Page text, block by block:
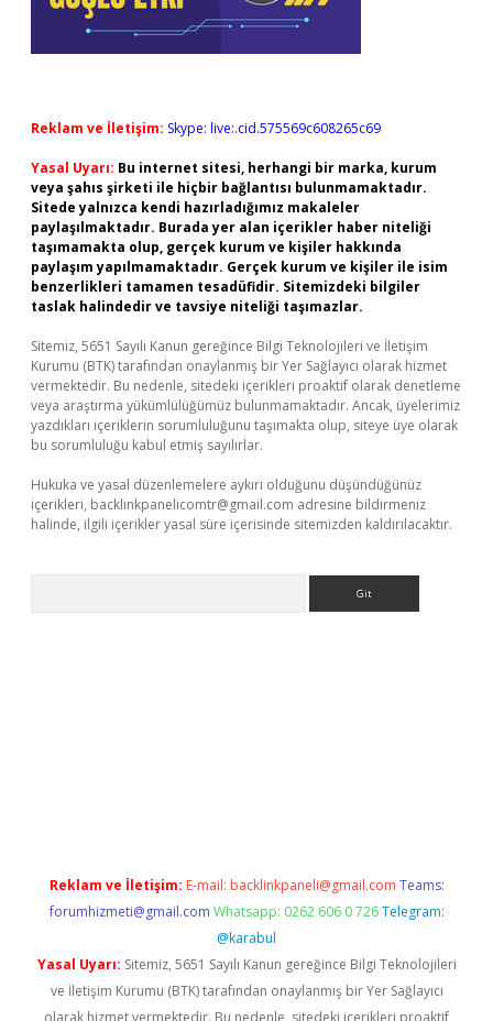
Reklam ve İletişim: Skype: live:.cid.575569c608265c69
Yasal Uyarı: Bu internet sitesi, herhangi bir marka, kurum
veya şahıs şirketi ile hiçbir bağlantısı bulunmamaktadır.
Sitede yalnızca kendi hazırladığımız makaleler
paylaşılmaktadır. Burada yer alan içerikler haber niteliği
taşımamakta olup, gerçek kurum ve kişiler hakkında
paylaşım yapılmamaktadır. Gerçek kurum ve kişiler ile isim
benzerlikleri tamamen tesadüfidir. Sitemizdeki bilgiler
taslak halindedir ve tavsiye niteliği taşımazlar.
Sitemiz, 5651 Sayılı Kanun gereğince Bilgi Teknolojileri ve İletişim
Kurumu (BTK) tarafından onaylanmış bir Yer Sağlayıcı olarak hizmet
vermektedir. Bu nedenle, sitedeki içerikleri proaktif olarak denetleme
veya araştırma yükümlülüğümüz bulunmamaktadır. Ancak, üyelerimiz
yazdıkları içeriklerin sorumluluğunu taşımakta olup, siteye üye olarak
bu sorumluluğu kabul etmiş sayılırlar.
Hukuka ve yasal düzenlemelere aykırı olduğunu düşündüğünüz
içerikleri, backlinkpanelicomtr@gmail.com adresine bildirmeniz
halinde, ilgili içerikler yasal süre içerisinde sitemizden kaldırılacaktır.
Reklam ve İletişim: E-mail: backlinkpaneli@gmail.com Teams:
forumhizmeti@gmail.com Whatsapp: 0262 606 0 726 Telegram:
@karabul
Yasal Uyarı: Sitemiz, 5651 Sayılı Kanun gereğince Bilgi Teknolojileri
ve İletişim Kurumu (BTK) tarafından onaylanmış bir Yer Sağlayıcı
olarak hizmet vermektedir. Bu nedenle, sitedeki içerikleri proaktif